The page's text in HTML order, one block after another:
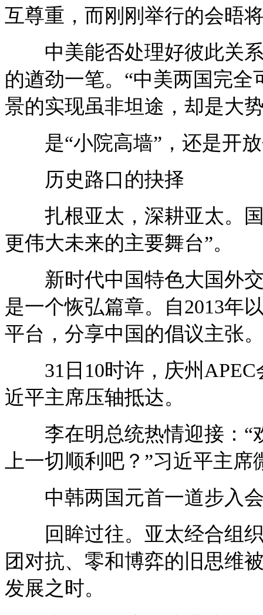
互尊重，而刚刚举行的会晤
中美能否处理好彼此关系
的遒劲一笔。“中美两国完
景的实现虽非坦途，却是大
是“小院高墙”，还是开放
历史路口的抉择
扎根亚太，深耕亚太。国
更伟大未来的主要舞台”。
新时代中国特色大国外交
是一个恢弘篇章。自2013年
平台，分享中国的倡议主张
31日10时许，庆州APEC
近平主席压轴抵达。
李在明总统热情迎接：“
上一切顺利吧？”习近平主席
中韩两国元首一道步入
回眸过往。亚太经合组织
团对抗、零和博弈的旧思维
发展之时。